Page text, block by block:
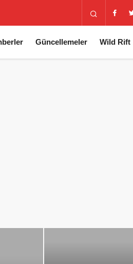
Güncellemeler Wild Rift